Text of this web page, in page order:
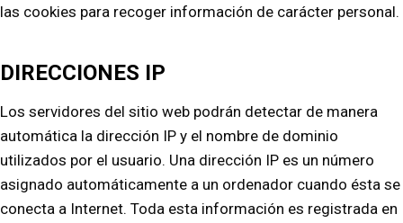
las cookies para recoger información de carácter personal.
DIRECCIONES IP
Los servidores del sitio web podrán detectar de manera
automática la dirección IP y el nombre de dominio
utilizados por el usuario. Una dirección IP es un número
asignado automáticamente a un ordenador cuando ésta se
conecta a Internet. Toda esta información es registrada en